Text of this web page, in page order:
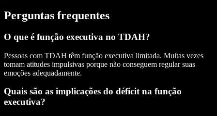
Perguntas frequentes
O que é função executiva no TDAH?
Pessoas com TDAH têm função executiva limitada. Muitas vezes
tomam atitudes impulsivas porque não conseguem regular suas
emoções adequadamente.
Quais são as implicações do déficit na função
executiva?